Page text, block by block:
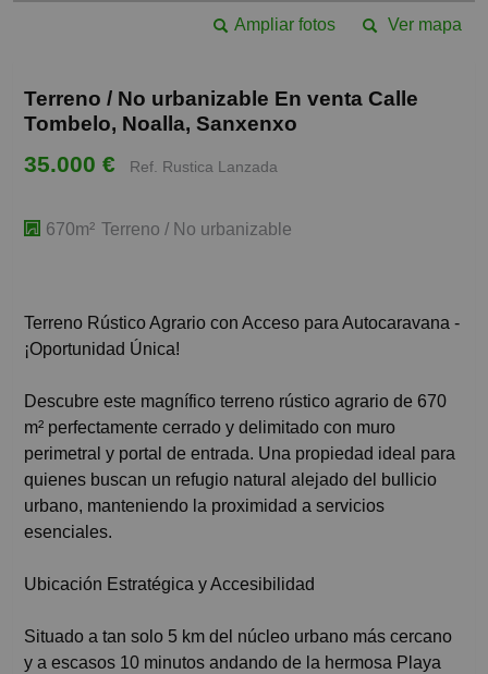
Ver mapa
Ampliar fotos
Terreno / No urbanizable En venta Calle
Tombelo, Noalla, Sanxenxo
35.000 € Ref. Rustica Lanzada
670m² Terreno / No urbanizable
Terreno Rústico Agrario con Acceso para Autocaravana -
¡Oportunidad Única!
Descubre este magnífico terreno rústico agrario de 670
m² perfectamente cerrado y delimitado con muro
perimetral y portal de entrada. Una propiedad ideal para
quienes buscan un refugio natural alejado del bullicio
urbano, manteniendo la proximidad a servicios
esenciales.
Ubicación Estratégica y Accesibilidad
Situado a tan solo 5 km del núcleo urbano más cercano
y a escasos 10 minutos andando de la hermosa Playa